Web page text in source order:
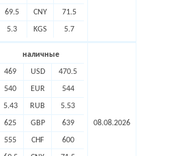
69.5 CNY 71.5
5.3 KGS 5.7
наличные
469 USD 470.5
540 EUR 544
5.43 RUB 5.53
625 GBP 639
555 CHF 600
08.08.2026